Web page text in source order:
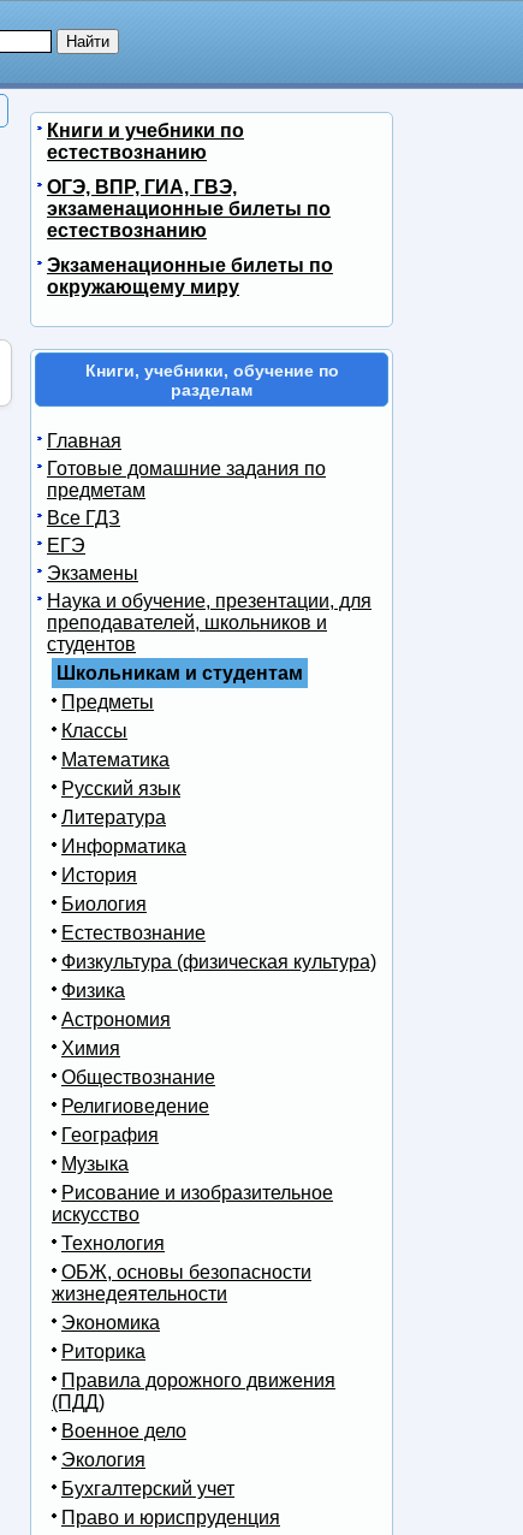
Книги и учебники по
естествознанию
ОГЭ, ВПР, ГИА, ГВЭ,
экзаменационные билеты по
естествознанию
Экзаменационные билеты по
окружающему миру
Книги, учебники, обучение по
разделам
Главная
Готовые домашние задания по
предметам
Все ГДЗ
ЕГЭ
Экзамены
Наука и обучение, презентации, для
преподавателей, школьников и
студентов
Школьникам и студентам
Предметы
Классы
Математика
Русский язык
Литература
Информатика
История
Биология
Естествознание
Физкультура (физическая культура)
Физика
Астрономия
Химия
Обществознание
Религиоведение
География
Музыка
Рисование и изобразительное
искусство
Технология
ОБЖ, основы безопасности
жизнедеятельности
Экономика
Риторика
Правила дорожного движения
(ПДД)
Военное дело
Экология
Бухгалтерский учет
Право и юриспруденция